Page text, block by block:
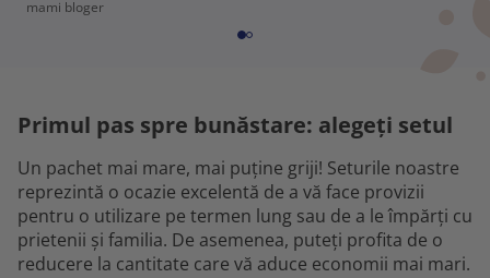
mami bloger
Primul pas spre bunăstare: alegeți setul
Un pachet mai mare, mai puține griji! Seturile noastre
reprezintă o ocazie excelentă de a vă face provizii
pentru o utilizare pe termen lung sau de a le împărți cu
prietenii și familia. De asemenea, puteți profita de o
reducere la cantitate care vă aduce economii mai mari.